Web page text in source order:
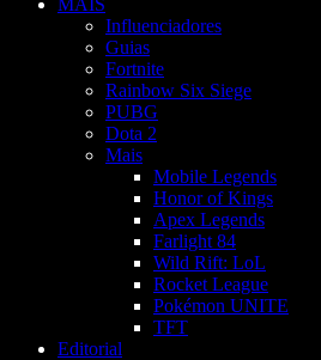
MAIS
Influenciadores
Guias
Fortnite
Rainbow Six Siege
PUBG
Dota 2
Mais
Mobile Legends
Honor of Kings
Apex Legends
Farlight 84
Wild Rift: LoL
Rocket League
Pokémon UNITE
TFT
Editorial